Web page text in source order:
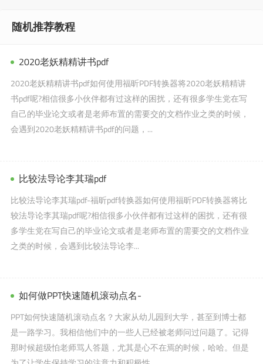
随机推荐教程
2020老妖精精讲书pdf
2020老妖精精讲书pdf如何使用福昕PDF转换器将2020老妖精精讲
书pdf呢?相信很多小伙伴都有过这样的困扰，还有很多学生党在写
自己的毕业论文或者是老师布置的需要交的文档作业之类的时候，
会遇到2020老妖精精讲书pdf的问题，...
比较法导论李其瑞pdf
比较法导论李其瑞pdf-福昕pdf转换器如何使用福昕PDF转换器将比
较法导论李其瑞pdf呢?相信很多小伙伴都有过这样的困扰，还有很
多学生党在写自己的毕业论文或者是老师布置的需要交的文档作业
之类的时候，会遇到比较法导论李...
如何做PPT快速随机滚动点名-
PPT如何快速随机滚动点名？大家从幼儿园到大学，甚至到博士都
是一路学习。我相信他们中的一些人已经被老师问过问题了。记得
那时候超级怕老师骂人答题，尤其是心不在焉的时候，哈哈。但是